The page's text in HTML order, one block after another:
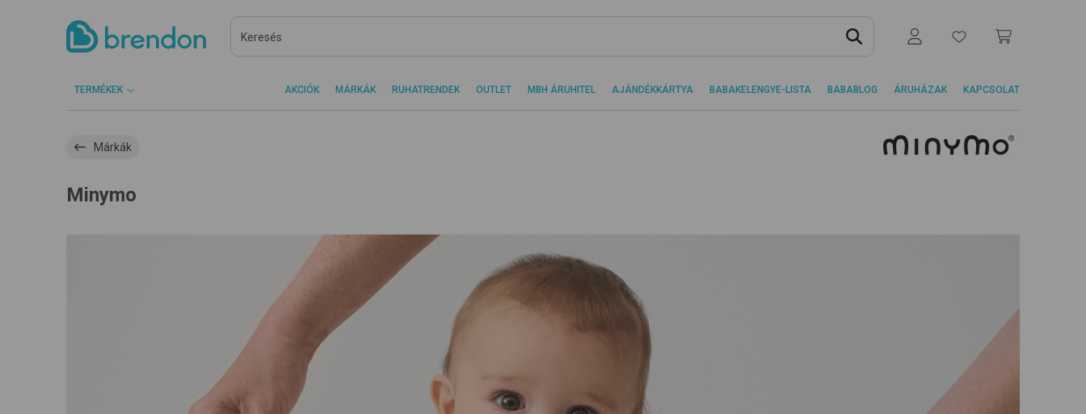
TERMÉKEK AKCIÓK MÁRKÁK RUHATRENDEK OUTLET MBH ÁRUHITEL AJÁNDÉKKÁRTYA BABAKELENGYE-LISTA BABABLOG ÁRUHÁZAK KAPCSOLAT
Márkák
Minymo